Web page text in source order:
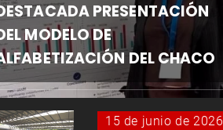
PRESENTACIÓN
MODELO DE
DEL CHACO
15 de junio de 2026